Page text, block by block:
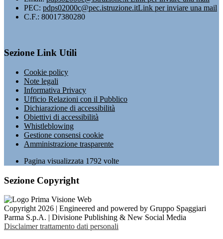
PEC: pdps02000c@pec.istruzione.itLink per inviare una mail
C.F.: 80017380280
Sezione Link Utili
Cookie policy
Note legali
Informativa Privacy
Ufficio Relazioni con il Pubblico
Dichiarazione di accessibilità
Obiettivi di accessibilità
Whistleblowing
Gestione consensi cookie
Amministrazione trasparente
Pagina visualizzata 1792 volte
Sezione Copyright
Copyright 2026 | Engineered and powered by Gruppo Spaggiari
Parma S.p.A. | Divisione Publishing & New Social Media
Disclaimer trattamento dati personali